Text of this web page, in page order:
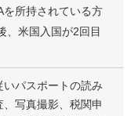
を所持されている方
、米国入国が2回目
パスポートの読み
写真撮影、税関申